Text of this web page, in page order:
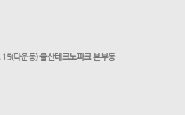
다운동) 울산테크노파크 본부동